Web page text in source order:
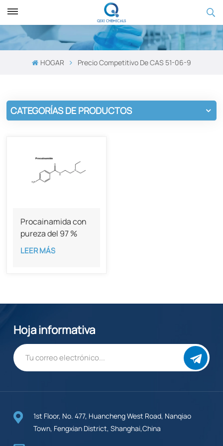
HOGAR Precio Competitivo De CAS 51-06-9
CATEGORÍAS DE PRODUCTOS
Procainamida con
pureza del 97 %
CAS 51-06-9
LEER MÁS
Hoja informativa
1st Floor, No. 477, Huancheng West Road, Nanqiao
Town, Fengxian District, Shanghai,China